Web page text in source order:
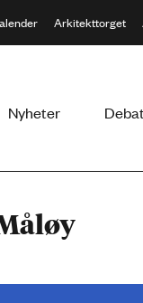
Arkitekttorget
Nyheter